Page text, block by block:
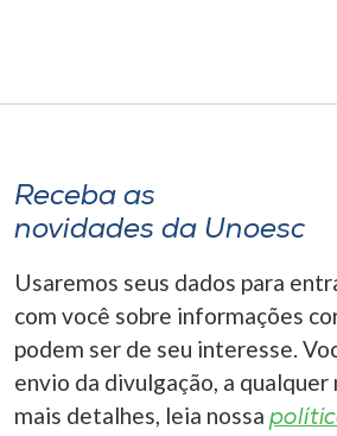
A-
Receba as
novidades da Unoesc
Usaremos seus dados para
com você sobre informações
podem ser de seu interesse.
envio da divulgação, a qualquer
mais detalhes, leia nossa